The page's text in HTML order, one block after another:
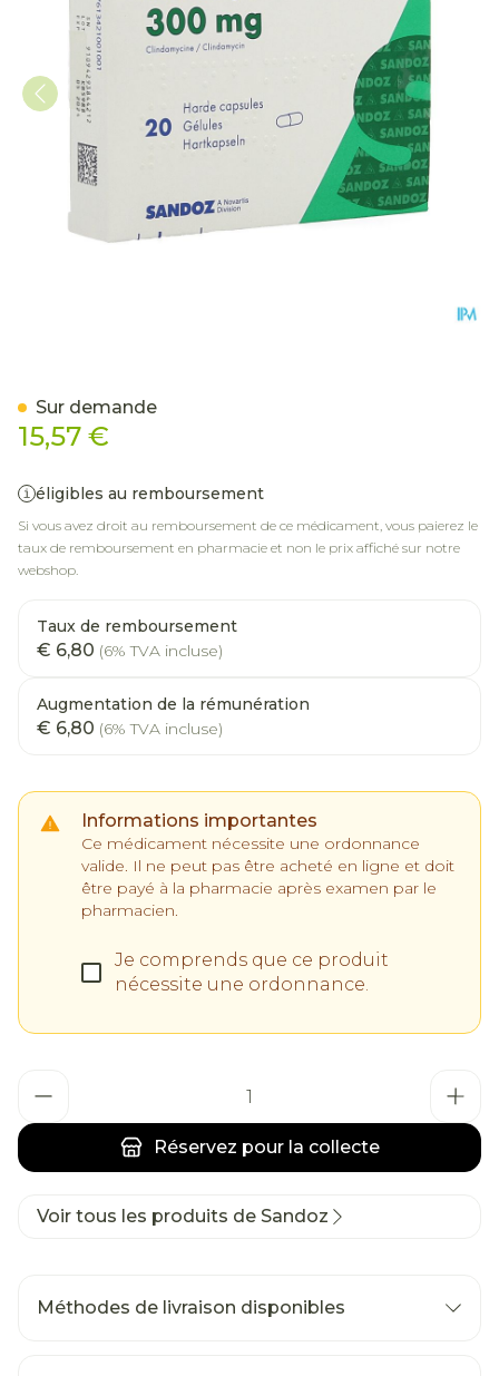
15,57 €
éligibles au remboursement
Si vous avez droit au remboursement de ce médicament, vous paierez le
taux de remboursement en pharmacie et non le prix affiché sur notre
webshop.
Taux de remboursement
€ 6,80 (6% TVA incluse)
Augmentation de la rémunération
€ 6,80 (6% TVA incluse)
Informations importantes
Ce médicament nécessite une ordonnance
valide. Il ne peut pas être acheté en ligne et doit
être payé à la pharmacie après examen par le
pharmacien.
Je comprends que ce produit
nécessite une ordonnance.
Réservez pour la collecte
Sur demande
Voir tous les produits de Sandoz
Méthodes de livraison disponibles